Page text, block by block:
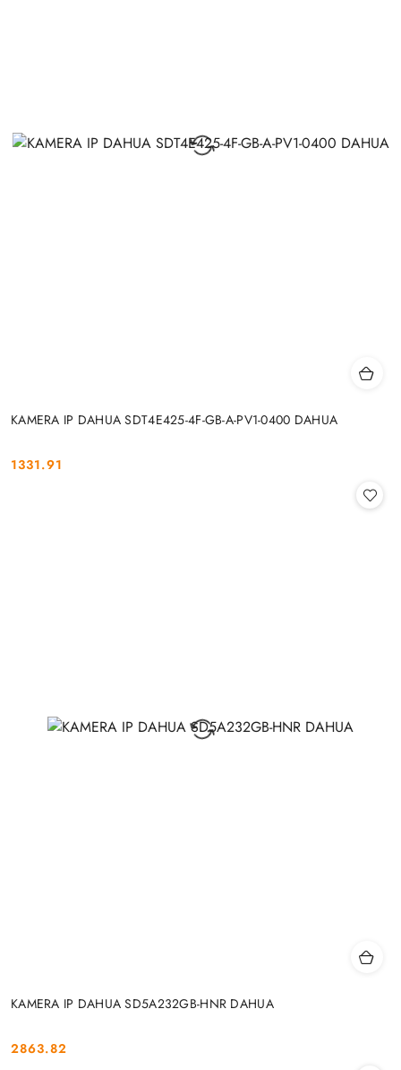
KAMERA IP DAHUA SDT4E425-4F-GB-A-PV1-0400 DAHUA
Cena:
1331.91
KAMERA IP DAHUA SD5A232GB-HNR DAHUA
Cena:
2863.82